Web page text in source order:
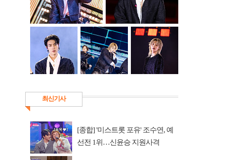
최신기사
[종합] '미스트롯 포유' 조수연, 예
선전 1위…신윤승 지원사격